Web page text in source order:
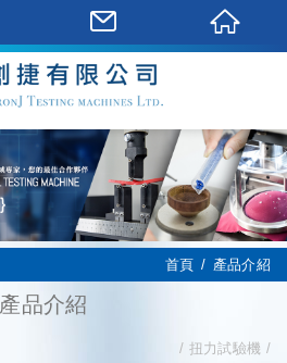
產品介紹
首頁 產品介紹
扭力試驗機